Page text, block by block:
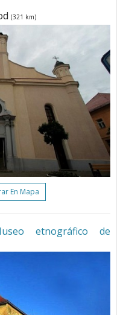
(321 km)
En Mapa
etnográfico de